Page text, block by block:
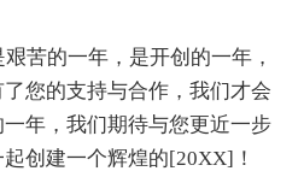
苦的一年，是开创的一年，
您的支持与合作，我们才会
年，我们期待与您更近一步
创建一个辉煌的[20XX]！